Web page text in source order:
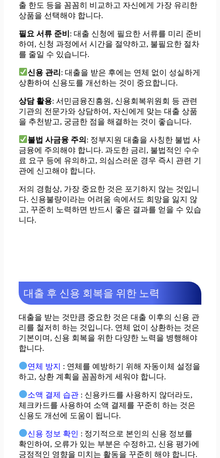
출 한도 등을 꼼꼼히 비교하고 자신에게 가장 유리한
상품을 선택해야 합니다.
필요 서류 준비 : 대출 신청에 필요한 서류를 미리 준비
하여, 신청 과정에서 시간을 절약하고, 불필요한 절차
를 줄일 수 있습니다.
신용 관리 : 대출을 받은 후에는 연체 없이 성실하게
상환하여 신용도를 개선하는 것이 중요합니다.
상담 활용: 서민금융진흥원, 신용회복위원회 등 관련
기관의 전문가와 상담하여, 자신에게 맞는 대출 상품
을 추천받고, 궁금한 점을 해결하는 것이 좋습니다.
불법 사금융 주의 : 정부지원 대출을 사칭한 불법 사
금융에 주의해야 합니다. 과도한 금리, 불법적인 수수
료 요구 등에 유의하고, 의심스러운 경우 즉시 관련 기
관에 신고해야 합니다.
저의 경험상, 가장 중요한 것은 포기하지 않는 것입니
다. 신용불량이라는 어려움 속에서도 희망을 잃지 않
고, 꾸준히 노력하면 반드시 좋은 결과를 얻을 수 있습
니다.
대출 후 신용 회복을 위한 노력
대출을 받는 것만큼 중요한 것은 대출 이후의 신용 관
리를 철저히 하는 것입니다. 연체 없이 상환하는 것은
기본이며, 신용 회복을 위한 다양한 노력을 병행해야
합니다.
연체 방지
: 연체를 예방하기 위해 자동이체 설정을
하고, 상환 계획을 꼼꼼하게 세워야 합니다.
소액 결제 습관 : 신용카드를 사용하지 않더라도,
체크카드를 사용하여 소액 결제를 꾸준히 하는 것은
신용도 개선에 도움이 됩니다.
신용 정보 확인 : 정기적으로 본인의 신용 정보를
확인하여, 오류가 있는 부분은 수정하고, 신용 평가에
긍정적인 영향을 미치는 활동을 꾸준히 해야 합니다.